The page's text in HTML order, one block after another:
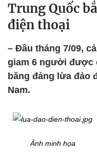
Trung Quốc
điện thoại
– Đầu tháng 7/09,
giam 6 người được
băng đảng lừa đảo
Nam.
Ảnh minh họa